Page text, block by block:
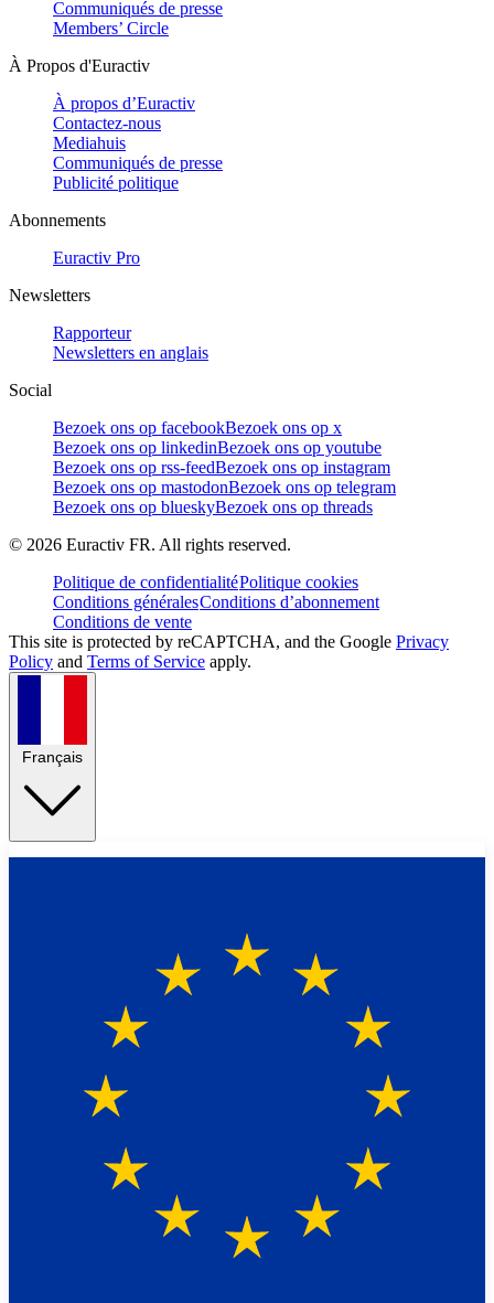
Communiqués de presse
Members’ Circle
À Propos d'Euractiv
À propos d’Euractiv
Contactez-nous
Mediahuis
Communiqués de presse
Publicité politique
Abonnements
Euractiv Pro
Newsletters
Rapporteur
Newsletters en anglais
Social
Bezoek ons op facebookBezoek ons op x
Bezoek ons op linkedinBezoek ons op youtube
Bezoek ons op rss-feedBezoek ons op instagram
Bezoek ons op mastodonBezoek ons op telegram
Bezoek ons op blueskyBezoek ons op threads
© 2026 Euractiv FR. All rights reserved.
Politique de confidentialitéPolitique cookies
Conditions généralesConditions d’abonnement
Conditions de vente
This site is protected by reCAPTCHA, and the Google Privacy
Policy and Terms of Service apply.
Français